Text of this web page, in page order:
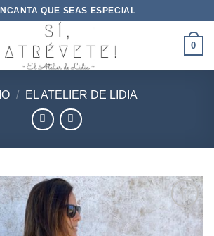
QUE SEAS ESPECIAL
0
/ EL ATELIER DE LIDIA
Añadir
a la